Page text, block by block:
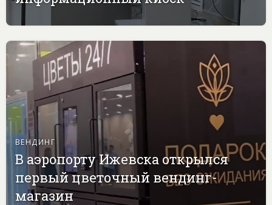
ВЕНДИНГ
В аэропорту Ижевска открылся
первый цветочный вендинг-
магазин